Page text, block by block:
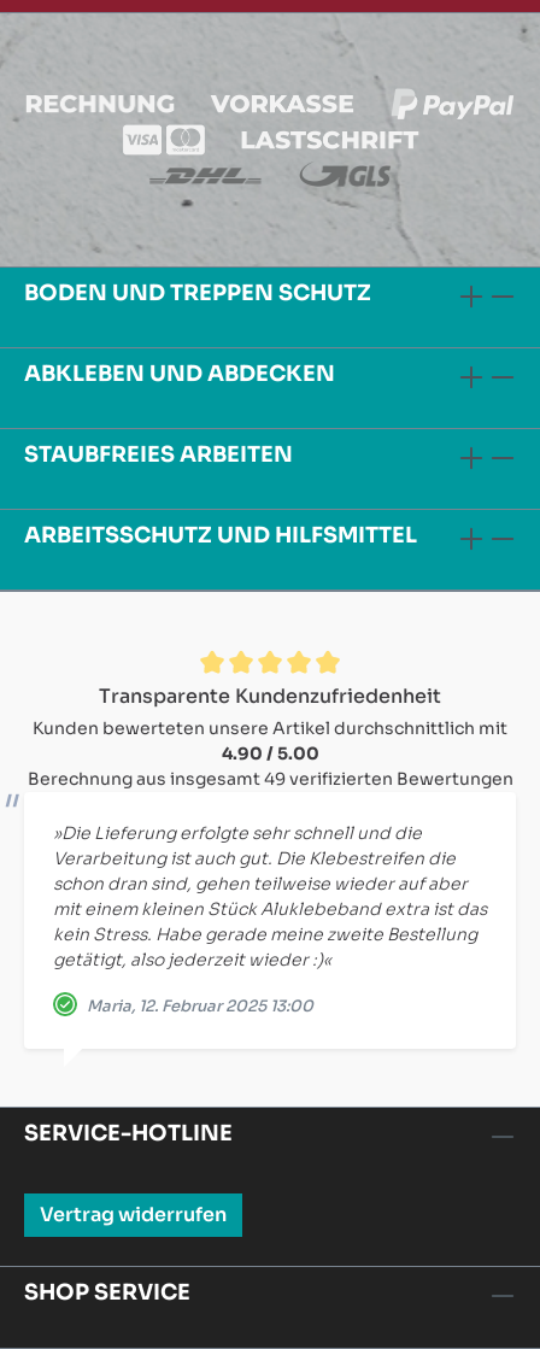
BODEN UND TREPPEN SCHUTZ
ABKLEBEN UND ABDECKEN
STAUBFREIES ARBEITEN
ARBEITSSCHUTZ UND HILFSMITTEL
Durchschnittliche Bewertung von 4.9 von 5 Sternen
Transparente Kundenzufriedenheit
Kunden bewerteten unsere Artikel durchschnittlich mit
4.90 / 5.00
Berechnung aus insgesamt 49 verifizierten Bewertungen
»Die Lieferung erfolgte sehr schnell und die
Verarbeitung ist auch gut. Die Klebestreifen die
schon dran sind, gehen teilweise wieder auf aber
mit einem kleinen Stück Aluklebeband extra ist das
kein Stress. Habe gerade meine zweite Bestellung
getätigt, also jederzeit wieder :)«
Maria, 12. Februar 2025 13:00
SERVICE-HOTLINE
Vertrag widerrufen
SHOP SERVICE